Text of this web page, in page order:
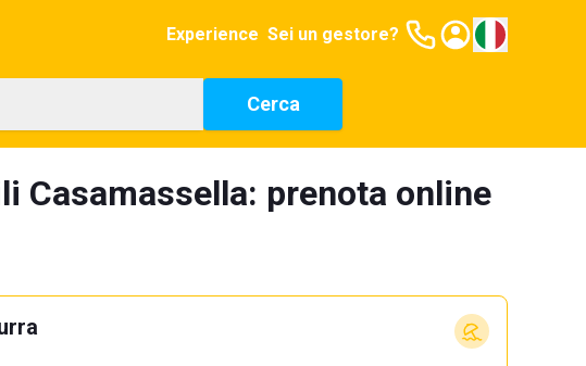
Experience Sei un gestore?
Cerca
Casamassella: prenota online